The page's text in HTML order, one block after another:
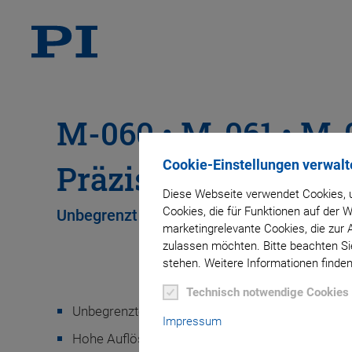
Cookie-Einstellungen
Diese Webseite verwendet
Cookies, die für Funktionen auf der
marketingrelevante Cookies, die
zulassen möchten. Bitte beachten
stehen. Weitere Informationen
Technisch notwendige Cookies
Impressum
M-060 • M-061 •
Unbegrenzt im Stellbereich
Unbegrenzter Stellbereich
Hohe Auflösung